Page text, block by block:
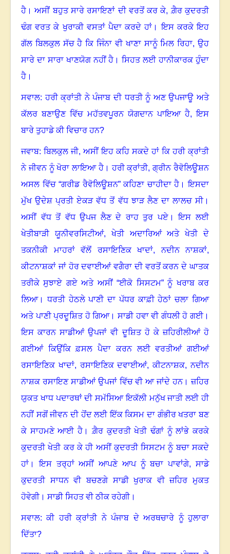
ਹੈ ।ਅਸੀਂ ਬਹੁਤ ਸਾਰੇ ਰਸਾਇਣਾਂ ਦੀ ਵਰਤੋਂ ਕਰ ਕੇ, ਗ਼ੈਰ ਕੁਦਰਤੀ
ਢੰਗ ਵਰਤ ਕੇ ਖੁਰਾਕੀ ਵਸਤਾਂ ਪੈਦਾ ਕਰਦੇ ਹਾਂ। ਇਸ ਕਰਕੇ ਇਹ
ਗੱਲ ਬਿਲਕੁਲ ਸੱਚ ਹੈ ਕਿ ਜਿੰਨਾ ਵੀ ਖਾਣਾ ਸਾਨੂੰ ਮਿਲ ਰਿਹਾ,ਉਹ
ਸਾਰੇ ਦਾ ਸਾਰਾ ਖਾਣਯੋਗ ਨਹੀਂ ਹੈ ।ਸਿਹਤ ਲਈ ਹਾਨੀਕਾਰਕ ਹੁੰਦਾ
ਹੈ ।
ਸਵਾਲ: ਹਰੀ ਕ੍ਰਾਂਤੀ ਨੇ ਪੰਜਾਬ ਦੀ ਧਰਤੀ ਨੂੰ ਅਣ ਉਪਜਾਊ ਅਤੇ
ਕੱਲਰ ਬਣਾਉਣ ਵਿੱਚ ਮਹੱਤਵਪੂਰਨ ਯੋਗਦਾਨ ਪਾਇਆ ਹੈ,ਇਸ
ਬਾਰੇ ਤੁਹਾਡੇ ਕੀ ਵਿਚਾਰ ਹਨ?
ਜਵਾਬ: ਬਿਲਕੁਲ ਜੀ, ਅਸੀਂ ਇਹ ਕਹਿ ਸਕਦੇ ਹਾਂ ਕਿ ਹਰੀ ਕ੍ਰਾਂਤੀ
ਨੇ ਜੀਵਨ ਨੂੰ ਖੋਰਾ ਲਾਇਆ ਹੈ।ਹਰੀ ਕ੍ਰਾਂਤੀ,ਗ੍ਰੀਨ ਰੈਵੋਲਿਊਸ਼ਨ
ਅਸਲ ਵਿੱਚ “ਗਰੀਡ ਰੈਵੋਲਿਊਸ਼ਨ” ਕਹਿਣਾ ਚਾਹੀਦਾ ਹੈ। ਇਸਦਾ
ਮੁੱਖ ਉਦੇਸ਼ ਪ੍ਰਤੀ ਏਕੜ ਵੱਧ ਤੋਂ ਵੱਧ ਝਾੜ ਲੈਣ ਦਾ ਲਾਲਚ ਸੀ।
ਅਸੀਂ ਵੱਧ ਤੋਂ ਵੱਧ ਉਪਜ ਲੈਣ ਦੇ ਰਾਹ ਤੁਰ ਪਏ।ਇਸ ਲਈ
ਖੇਤੀਬਾੜੀ ਯੂਨੀਵਰਸਿਟੀਆਂ,ਖੇਤੀ ਅਦਾਰਿਆਂ ਅਤੇ ਖੇਤੀ ਦੇ
ਤਕਨੀਕੀ ਮਾਹਰਾਂ ਵੱਲੋਂ ਰਸਾਇਣਿਕ ਖਾਦਾਂ,ਨਦੀਨ ਨਾਸ਼ਕਾਂ,
ਕੀਟਨਾਸ਼ਕਾਂ ਜਾਂ ਹੋਰ ਦਵਾਈਆਂ ਵਗੈਰਾ ਦੀ ਵਰਤੋਂ ਕਰਨ ਦੇ ਘਾਤਕ
ਤਰੀਕੇ ਸੁਝਾਏ ਗਏ ਅਤੇ ਅਸੀਂ “ਈਕੋ ਸਿਸਟਮ” ਨੂੰ ਖਰਾਬ ਕਰ
ਲਿਆ।ਧਰਤੀ ਹੇਠਲੇ ਪਾਣੀ ਦਾ ਪੱਧਰ ਕਾਫ਼ੀ ਹੇਠਾਂ ਚਲਾ ਗਿਆ
ਅਤੇ ਪਾਣੀ ਪ੍ਰਦੂਸ਼ਿਤ ਹੋ ਗਿਆ।ਸਾਡੀ ਹਵਾ ਵੀ ਗੰਧਲੀ ਹੋ ਗਈ।
ਇਸ ਕਾਰਨ ਸਾਡੀਆਂ ਉਪਜਾਂ ਵੀ ਦੂਸ਼ਿਤ ਹੋ ਕੇ ਜ਼ਹਿਰੀਲੀਆਂ ਹੋ
ਗਈਆਂ ਕਿਉਂਕਿ ਫ਼ਸਲ ਪੈਦਾ ਕਰਨ ਲਈ ਵਰਤੀਆਂ ਗਈਆਂ
ਰਸਾਇਣਿਕ ਖਾਦਾਂ, ਰਸਾਇਣਿਕ ਦਵਾਈਆਂ,ਕੀਟਨਾਸ਼ਕ,ਨਦੀਨ
ਨਾਸ਼ਕ ਰਸਾਇਣ ਸਾਡੀਆਂ ਉਪਜਾਂ ਵਿੱਚ ਵੀ ਆ ਜਾਂਦੇ ਹਨ।ਜ਼ਹਿਰ
ਯੁਕਤ ਖਾਧ ਪਦਾਰਥਾਂ ਦੀ ਸਮੱਸਿਆ ਇਕੱਲੀ ਮਨੁੱਖ ਜਾਤੀ ਲਈ ਹੀ
ਨਹੀਂ ਸਗੋਂ ਜੀਵਨ ਦੀ ਹੋਂਦ ਲਈ ਇੱਕ ਕਿਸਮ ਦਾ ਗੰਭੀਰ ਖਤਰਾ ਬਣ
ਕੇ ਸਾਹਮਣੇ ਆਈ ਹੈ । ਗ਼ੈਰ ਕੁਦਰਤੀ ਖੇਤੀ ਢੰਗਾਂ ਨੂੰ ਲਾਂਭੇ ਕਰਕੇ
ਕੁਦਰਤੀ ਖੇਤੀ ਕਰ ਕੇ ਹੀ ਅਸੀਂ ਕੁਦਰਤੀ ਸਿਸਟਮ ਨੂੰ ਬਚਾ ਸਕਦੇ
ਹਾਂ ।ਇਸ ਤਰ੍ਹਾਂ ਅਸੀਂ ਆਪਣੇ ਆਪ ਨੂੰ ਬਚਾ ਪਾਵਾਂਗੇ,ਸਾਡੇ
ਕੁਦਰਤੀ ਸਾਧਨ ਵੀ ਬਚਣਗੇ ਸਾਡੀ ਖੁਰਾਕ ਵੀ ਜ਼ਹਿਰ ਮੁਕਤ
ਹੋਵੇਗੀ। ਸਾਡੀ ਸਿਹਤ ਵੀ ਠੀਕ ਰਹੇਗੀ।
ਸਵਾਲ: ਕੀ ਹਰੀ ਕ੍ਰਾਂਤੀ ਨੇ ਪੰਜਾਬ ਦੇ ਅਰਥਚਾਰੇ ਨੂੰ ਹੁਲਾਰਾ
ਦਿੱਤਾ?